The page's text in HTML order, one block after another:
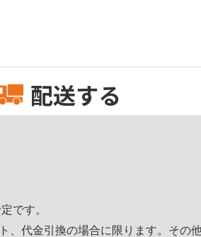
配送する
です。
、代金引換の場合に限ります。その